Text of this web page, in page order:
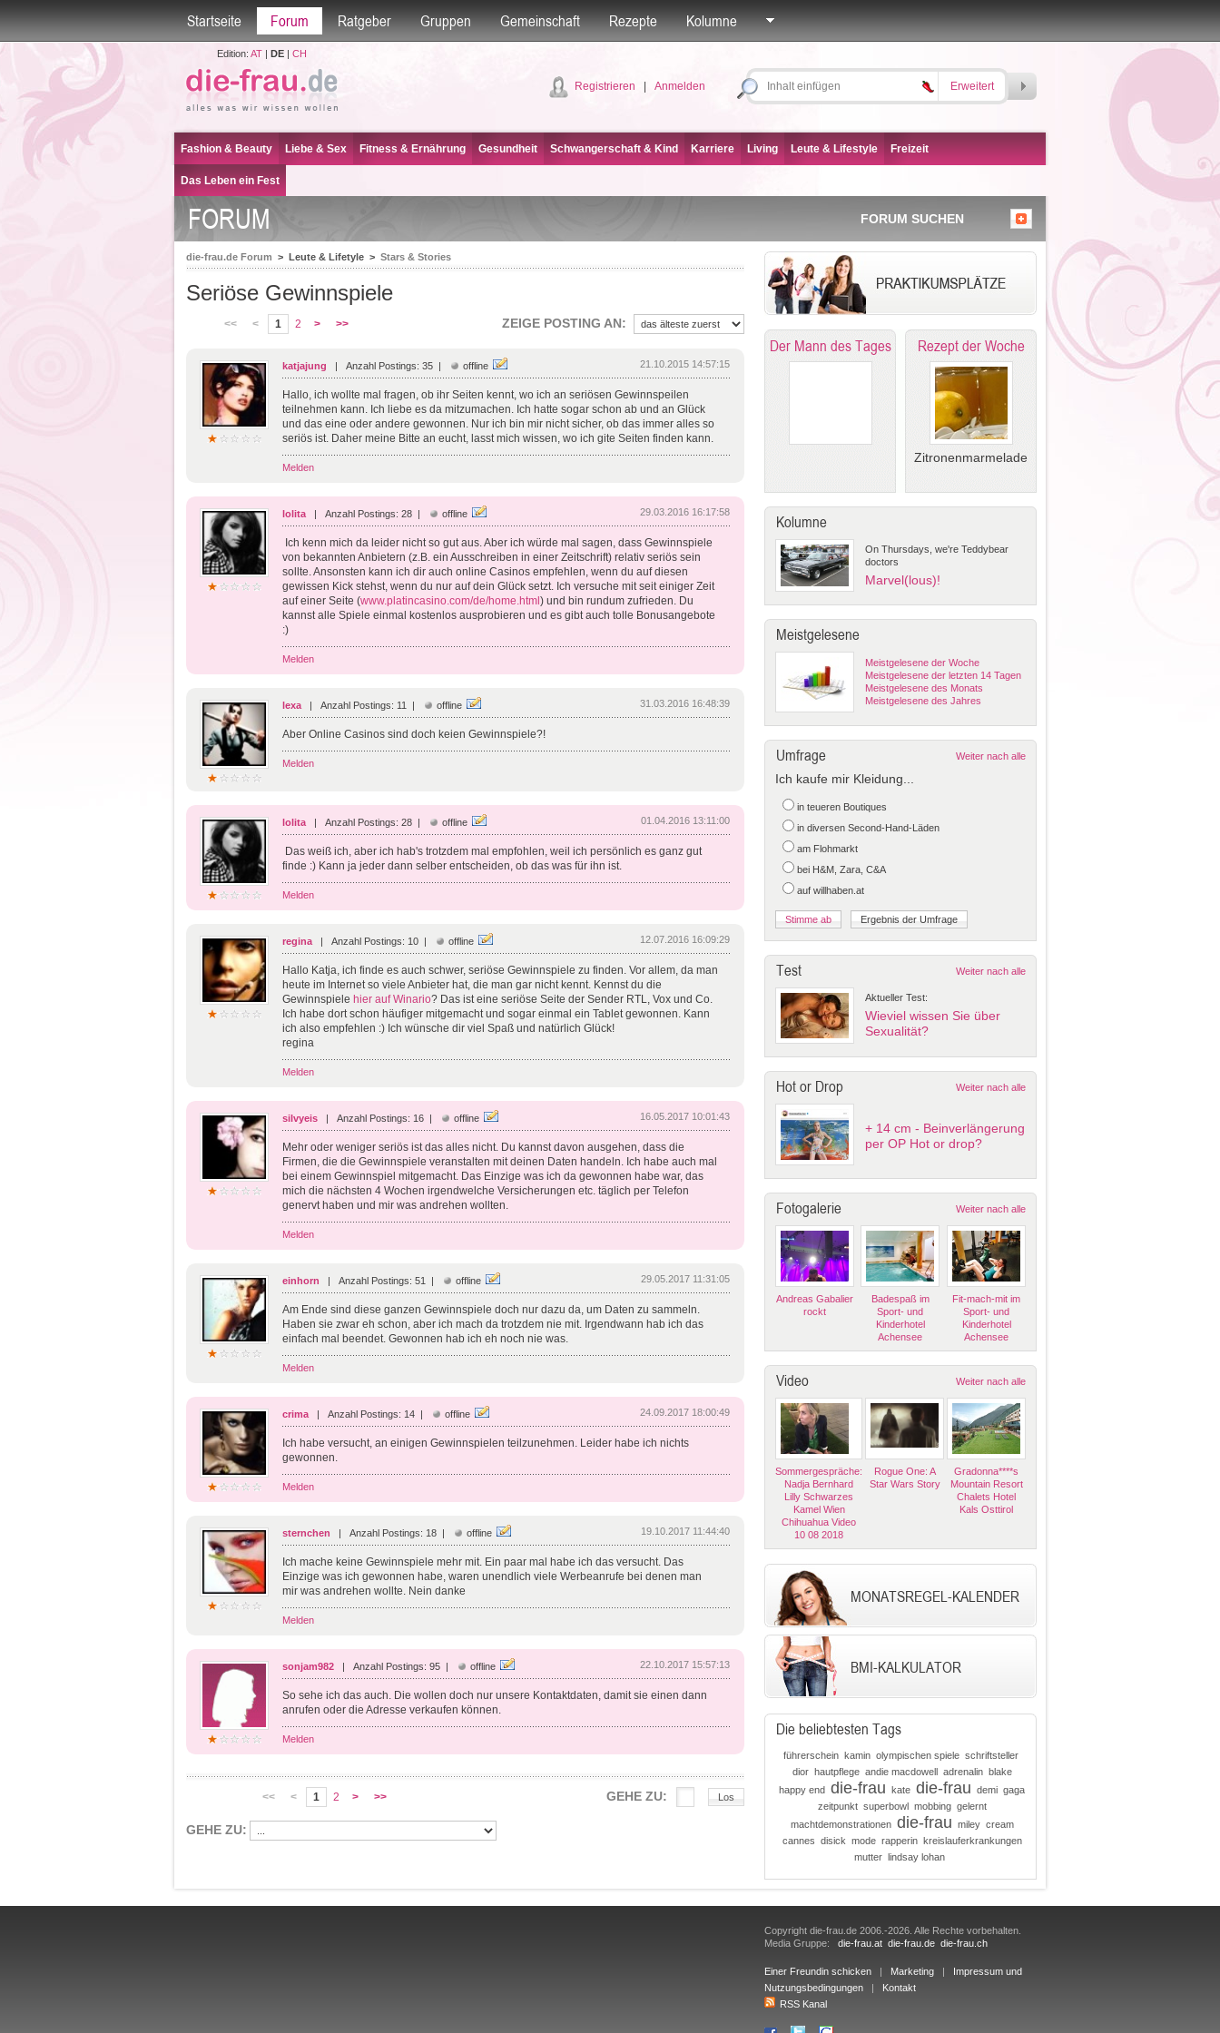
Startseite Forum Ratgeber Gruppen Gemeinschaft Rezepte Kolumne
Edition: AT| DE| CH
Registrieren Anmelden Erweitert
Fashion & Beauty Liebe & Sex Fitness & Ernährung Gesundheit Schwangerschaft & Kind Karriere Living Leute & Lifestyle Freizeit
Das Leben ein Fest
FORUM FORUM SUCHEN
die-frau.de Forum > Leute & Lifetyle> Stars & Stories
Seriöse Gewinnspiele
<< < 1 2 > >> ZEIGE POSTING AN:
21.10.2015 14:57:15
katjajung | Anzahl Postings: 35 | offline
Hallo, ich wollte mal fragen, ob ihr Seiten kennt, wo ich an seriösen Gewinnspeilen
teilnehmen kann. Ich liebe es da mitzumachen. Ich hatte sogar schon ab und an Glück
und das eine oder andere gewonnen. Nur ich bin mir nicht sicher, ob das immer alles so
seriös ist. Daher meine Bitte an eucht, lasst mich wissen, wo ich gite Seiten finden kann.
Melden
29.03.2016 16:17:58
lolita| Anzahl Postings: 28 | offline
Ich kenn mich da leider nicht so gut aus. Aber ich würde mal sagen, dass Gewinnspiele
von bekannten Anbietern (z.B. ein Ausschreiben in einer Zeitschrift) relativ seriös sein
sollte. Ansonsten kann ich dir auch online Casinos empfehlen, wenn du auf diesen
gewissen Kick stehst, wenn du nur auf dein Glück setzt. Ich versuche mit seit einiger Zeit
auf einer Seite (www.platincasino.com/de/home.html ) und bin rundum zufrieden. Du
kannst alle Spiele einmal kostenlos ausprobieren und es gibt auch tolle Bonusangebote
:)
Melden
31.03.2016 16:48:39
lexa| Anzahl Postings: 11 | offline
Aber Online Casinos sind doch keien Gewinnspiele?!
Melden
01.04.2016 13:11:00
lolita| Anzahl Postings: 28 | offline
Das weiß ich, aber ich hab's trotzdem mal empfohlen, weil ich persönlich es ganz gut
finde :) Kann ja jeder dann selber entscheiden, ob das was für ihn ist.
Melden
12.07.2016 16:09:29
regina| Anzahl Postings: 10 | offline
Hallo Katja, ich finde es auch schwer, seriöse Gewinnspiele zu finden. Vor allem, da man
heute im Internet so viele Anbieter hat, die man gar nicht kennt. Kennst du die
Gewinnspiele hier auf Winario? Das ist eine seriöse Seite der Sender RTL, Vox und Co.
Ich habe dort schon häufiger mitgemacht und sogar einmal ein Tablet gewonnen. Kann
ich also empfehlen :) Ich wünsche dir viel Spaß und natürlich Glück!
regina
Melden
16.05.2017 10:01:43
silvyeis| Anzahl Postings: 16 | offline
Mehr oder weniger seriös ist das alles nicht. Du kannst davon ausgehen, dass die
Firmen, die die Gewinnspiele veranstalten mit deinen Daten handeln. Ich habe auch mal
bei einem Gewinnspiel mitgemacht. Das Einzige was ich da gewonnen habe war, das
mich die nächsten 4 Wochen irgendwelche Versicherungen etc. täglich per Telefon
genervt haben und mir was andrehen wollten.
Melden
29.05.2017 11:31:05
einhorn | Anzahl Postings: 51 | offline
Am Ende sind diese ganzen Gewinnspiele doch nur dazu da, um Daten zu sammeln.
Haben sie zwar eh schon, aber ich mach da trotzdem nie mit. Irgendwann hab ich das
einfach mal beendet. Gewonnen hab ich eh noch nie was.
Melden
24.09.2017 18:00:49
crima| Anzahl Postings: 14 | offline
Ich habe versucht, an einigen Gewinnspielen teilzunehmen. Leider habe ich nichts
gewonnen.
Melden
19.10.2017 11:44:40
sternchen | Anzahl Postings: 18 | offline
Ich mache keine Gewinnspiele mehr mit. Ein paar mal habe ich das versucht. Das
Einzige was ich gewonnen habe, waren unendlich viele Werbeanrufe bei denen man
mir was andrehen wollte. Nein danke
Melden
22.10.2017 15:57:13
sonjam982| Anzahl Postings: 95 | offline
So sehe ich das auch. Die wollen doch nur unsere Kontaktdaten, damit sie einen dann
anrufen oder die Adresse verkaufen können.
Melden
<< < 1 2 > >> GEHE ZU:
GEHE ZU:
Der Mann des Tages Rezept der Woche
Zitronenmarmelade
Kolumne
On Thursdays, we're Teddybear
doctors
Marvel(lous)!
Meistgelesene
Meistgelesene der Woche
Meistgelesene der letzten 14 Tagen
Meistgelesene des Monats
Meistgelesene des Jahres
Umfrage Weiter nach alle
Ich kaufe mir Kleidung...
in teueren Boutiques
in diversen Second-Hand-Läden
am Flohmarkt
bei H&M, Zara, C&A
auf willhaben.at
Test Weiter nach alle
Aktueller Test:
Wieviel wissen Sie über
Sexualität?
Hot or Drop Weiter nach alle
+ 14 cm - Beinverlängerung
per OP Hot or drop?
Fotogalerie Weiter nach alle
Andreas Gabalier
rockt
Badespaß im
Sport- und
Kinderhotel
Achensee
Fit-mach-mit im
Sport- und
Kinderhotel
Achensee
Video Weiter nach alle
Sommergespräche:
Nadja Bernhard
Lilly Schwarzes
Kamel Wien
Chihuahua Video
10 08 2018
Rogue One: A
Star Wars Story
Gradonna****s
Mountain Resort
Chalets Hotel
Kals Osttirol
MONATSREGEL-KALENDER
BMI-KALKULATOR
Die beliebtesten Tags
führerschein kamin olympischen spiele schriftsteller
dior hautpflege andie macdowell adrenalin blake
happy end die-frau kate die-frau demi gaga
zeitpunkt superbowl mobbing gelernt
machtdemonstrationen die-frau miley cream
cannes disick mode rapperin kreislauferkrankungen
mutter lindsay lohan
Copyright die-frau.de 2006.-2026. Alle Rechte vorbehalten.
Media Gruppe: die-frau.at die-frau.de die-frau.ch
Einer Freundin schicken | Marketing | Impressum und
Nutzungsbedingungen | Kontakt
RSS Kanal